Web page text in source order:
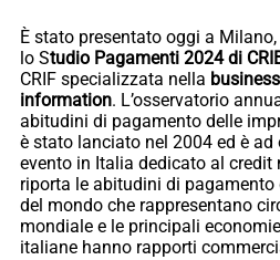
È stato presentato oggi a
lo Studio Pagamenti 2024 di
CRIF specializzata nella business
information. L’osservatorio
abitudini di pagamento delle
è stato lanciato nel 2004 ed è
evento in Italia dedicato al
riporta le abitudini di pagamento
del mondo che rappresentano
mondiale e le principali
italiane hanno rapporti